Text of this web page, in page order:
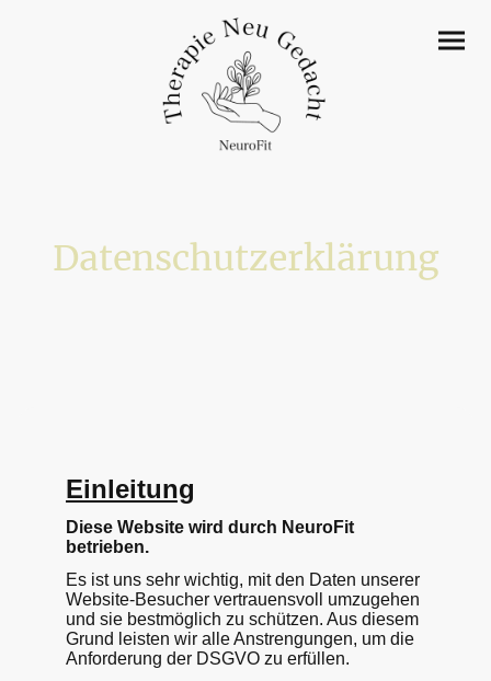
Datenschutzerklärung
Einleitung
Diese Website wird durch NeuroFit
betrieben.
Es ist uns sehr wichtig, mit den Daten unserer
Website-Besucher vertrauensvoll umzugehen
und sie bestmöglich zu schützen. Aus diesem
Grund leisten wir alle Anstrengungen, um die
Anforderung der DSGVO zu erfüllen.